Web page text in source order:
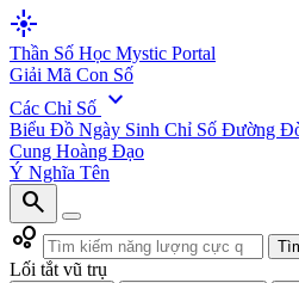
flare
Thần Số Học Mystic Portal
Giải Mã Con Số
Các Chỉ Số expand_more
Biểu Đồ Ngày Sinh Chỉ Số Đường
Cung Hoàng Đạo
Ý Nghĩa Tên
search
bubble_chart
Lối tắt vũ trụ